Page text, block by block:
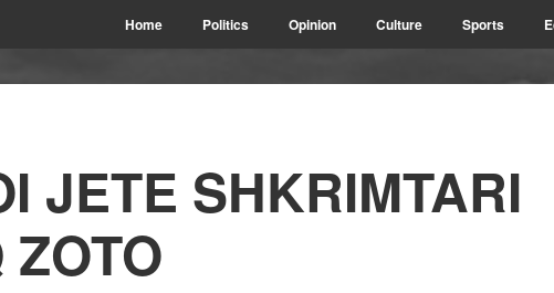
Home Politics Opinion Culture Sports
JETE SHKRIMTARI